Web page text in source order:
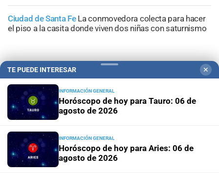
Ciudad de Santa Fe La conmovedora colecta para hacer
el piso a la casita donde viven dos niñas con saturnismo
+Sucesos
TE PUEDE INTERESAR ✕
INFORMACIÓN GENERAL
Horóscopo de hoy para Tauro: 06 de
agosto de 2026
INFORMACIÓN GENERAL
Horóscopo de hoy para Aries: 06 de
agosto de 2026